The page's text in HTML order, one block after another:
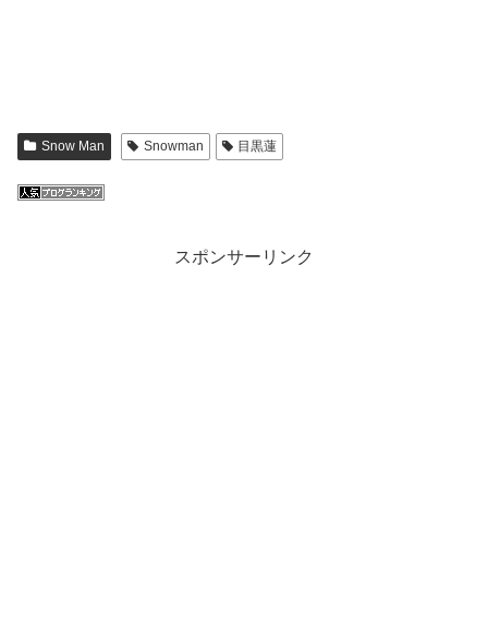
Snow Man Snowman 目黒蓮
スポンサーリンク